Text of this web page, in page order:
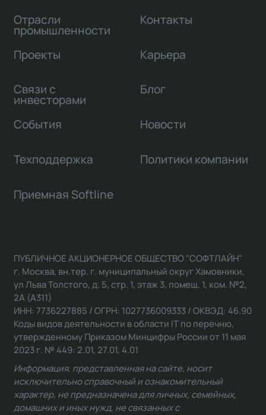
Отрасли
промышленности
Проекты
Связи с
инвесторами
Контакты
Карьера
Блог
События Новости
Техподдержка Политики компании
Приемная Softline
ПУБЛИЧНОЕ АКЦИОНЕРНОЕ ОБЩЕСТВО "СОФТЛАЙН"
г. Москва, вн.тер. г. муниципальный округ Хамовники,
ул Льва Толстого, д. 5, стр. 1, этаж 3, помещ. 1, ком. №2,
2А (А311)
ИНН: 7736227885 / ОГРН: 1027736009333 / ОКВЭД: 46.90
Коды видов деятельности в области IT по перечню,
утвержденному Приказом Минцифры России от 11 мая
2023 г. № 449: 2.01, 27.01, 4.01
Информация, представленная на сайте, носит
исключительно справочный и ознакомительный
характер, не предназначена для личных, семейных,
домашних и иных нужд, не связанных с